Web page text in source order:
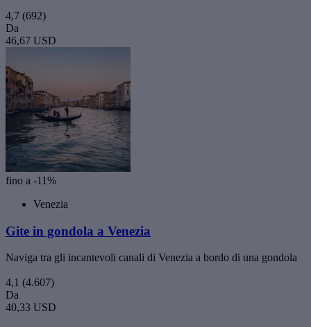
4,7 (692)
Da
46,67 USD
fino a -11%
Venezia
Gite in gondola a Venezia
Naviga tra gli incantevoli canali di Venezia a bordo di una gondola
4,1 (4.607)
Da
40,33 USD